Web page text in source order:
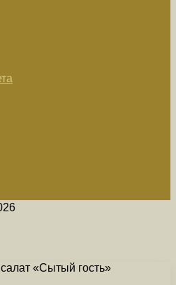
«Сытый гость»